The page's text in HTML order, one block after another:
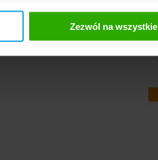
Zezwól na wszystkie